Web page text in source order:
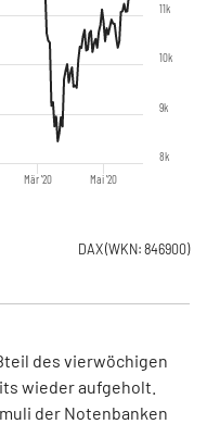
Mär '20 Mai '20
8k
9k
10k
11k
DAX(WKN: 846900)
des vierwöchigen
wieder aufgeholt.
der Notenbanken